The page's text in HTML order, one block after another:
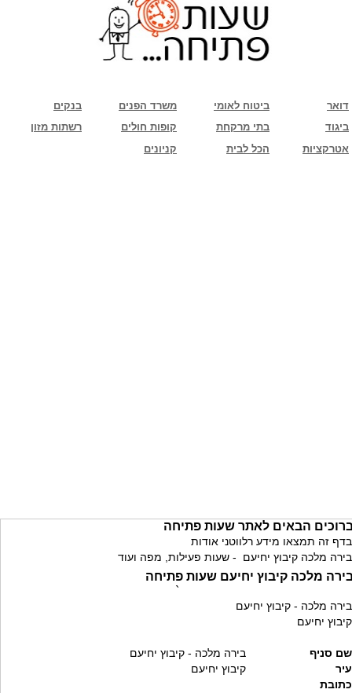
בנקים משרד הפנים ביטוח לאומי
דואר
רשתות מזון
קופות חולים בתי מרקחת
ביגוד
קניונים
הכל לבית אטרקציות
הבאים לאתר שעות פתיחה
בדף זה תמצאו מידע רלווטני אודות
בירה מלכה קיבוץ יחיעם - שעות פעילות, מפה ועוד
מלכה קיבוץ יחיעם שעות פתיחה
`
בירה מלכה - קיבוץ יחיעם
קיבוץ יחיעם
שם סניף
בירה מלכה - קיבוץ יחיעם
עיר
קיבוץ יחיעם
כתובת